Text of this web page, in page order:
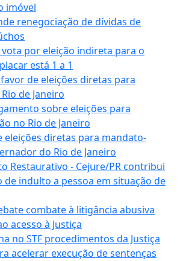
imóvel
renegociação de dívidas de
por eleição indireta para o
está 1 a 1
de eleições diretas para
de Janeiro
sobre eleições para
no Rio de Janeiro
eleições diretas para mandato-
do Rio de Janeiro
Restaurativo - Cejure/PR contribui
de indulto a pessoa em situação de
combate à litigância abusiva
acesso à Justiça
no STF procedimentos da Justiça
acelerar execução de sentenças